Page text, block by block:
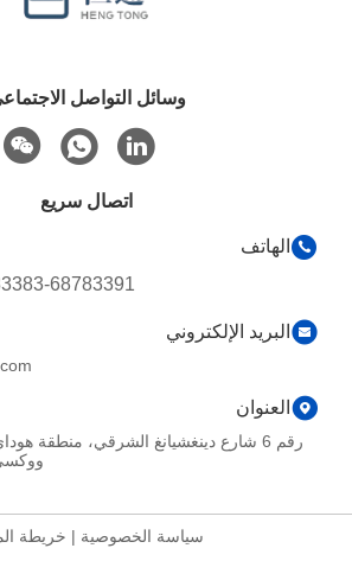
وسائل التواصل
اتصال سريع
الهاتف
68783391
البريد الإلكتروني
العنوان
رقم 6 شارع دينغشيانغ الشرقي، منطقة
ووكسي 214161 الصين
سياسة الخصوصية|خريطة